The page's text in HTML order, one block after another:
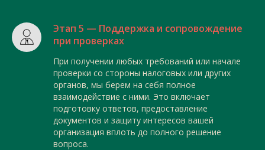
Этап 5 — Поддержка и сопровождение
при проверках
При получении любых требований или начале
проверки со стороны налоговых или других
органов, мы берем на себя полное
взаимодействие с ними. Это включает
подготовку ответов, предоставление
документов и защиту интересов вашей
организация вплоть до полного решение
вопроса.